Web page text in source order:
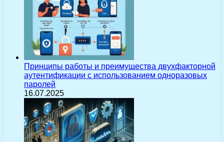
Принципы работы и преимущества двухфакторной
аутентификации с использованием одноразовых
паролей
16.07.2025